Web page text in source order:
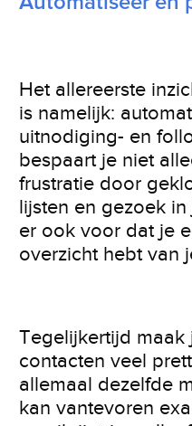
Het allereerste
is namelijk:
uitnodiging- en
bespaart je niet
frustratie door
lijsten en gezoek
er ook voor dat je
overzicht hebt van
Tegelijkertijd
contacten veel
allemaal dezelfde
kan vantevoren